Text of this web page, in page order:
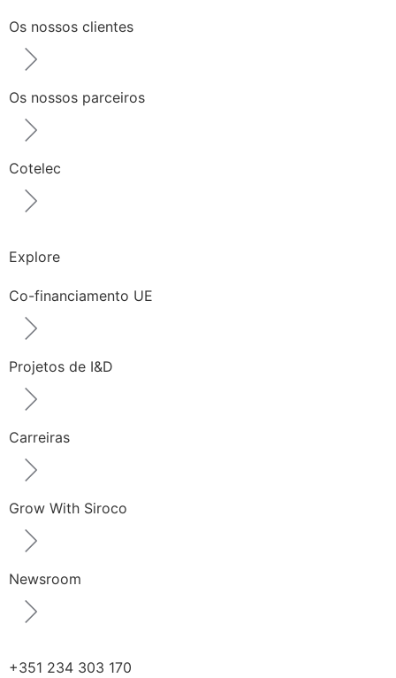
Os nossos clientes
Os nossos parceiros
Cotelec
Explore
Co-financiamento UE
Projetos de I&D
Carreiras
Grow With Siroco
Newsroom
+351 234 303 170